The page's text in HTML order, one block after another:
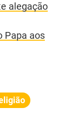
alegação
Papa aos